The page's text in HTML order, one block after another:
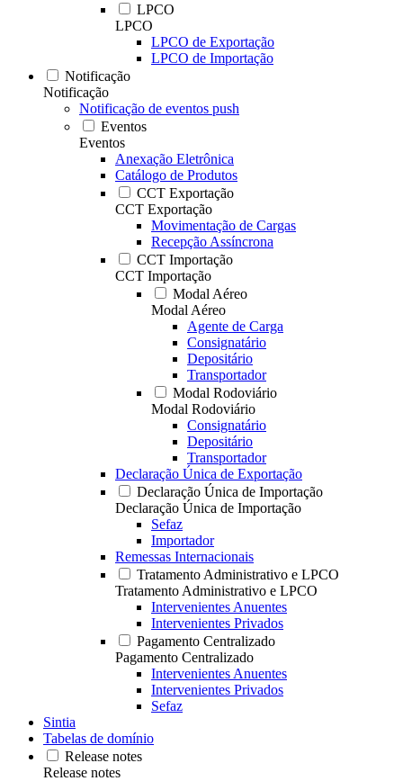
LPCO
LPCO
LPCO de Exportação
LPCO de Importação
Notificação
Notificação
Notificação de eventos push
Eventos
Eventos
Anexação Eletrônica
Catálogo de Produtos
CCT Exportação
CCT Exportação
Movimentação de Cargas
Recepção Assíncrona
CCT Importação
CCT Importação
Modal Aéreo
Modal Aéreo
Agente de Carga
Consignatário
Depositário
Transportador
Modal Rodoviário
Modal Rodoviário
Consignatário
Depositário
Transportador
Declaração Única de Exportação
Declaração Única de Importação
Declaração Única de Importação
Sefaz
Importador
Remessas Internacionais
Tratamento Administrativo e LPCO
Tratamento Administrativo e LPCO
Intervenientes Anuentes
Intervenientes Privados
Pagamento Centralizado
Pagamento Centralizado
Intervenientes Anuentes
Intervenientes Privados
Sefaz
Sintia
Tabelas de domínio
Release notes
Release notes